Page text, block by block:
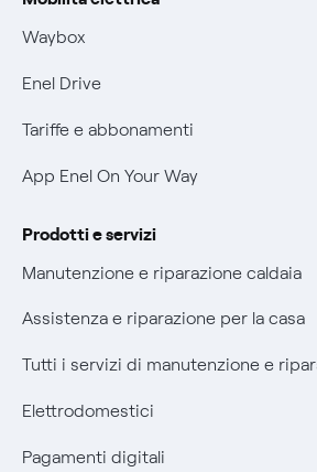
Mobilità Elettrica
Phishing e truffe online
Verifica chi ti ha chiamato
Agevolazione utenti con disabilità
Waybox
Enel Drive
Tariffe e abbonamenti
App Enel On Your Way
Prodotti e servizi
Manutenzione e riparazione caldaia
Assistenza e riparazione per la casa
Tutti i servizi di manutenzione e
Elettrodomestici
Pagamenti digitali